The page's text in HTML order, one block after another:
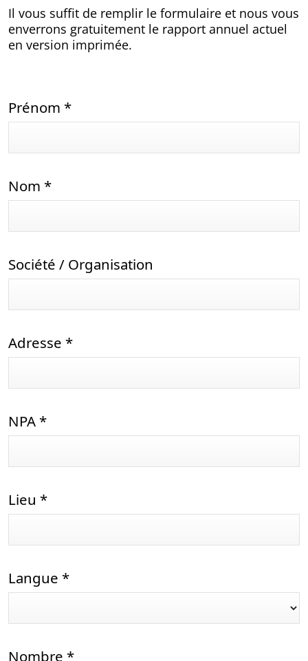
Il vous suffit de remplir le formulaire et nous vous
enverrons gratuitement le rapport annuel actuel
en version imprimée.
Prénom *
Nom *
Société / Organisation
Adresse *
NPA *
Lieu *
Langue *
Nombre *